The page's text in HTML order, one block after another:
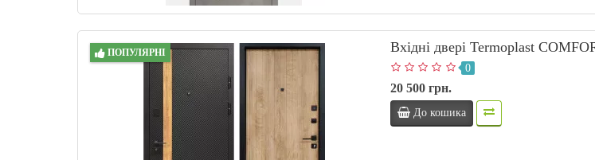
ПОПУЛЯРНІ Вхідні двері Termoplast
0
20 500 грн.
До кошика